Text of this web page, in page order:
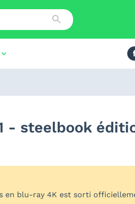
- steelbook
en blu-ray 4K est sorti